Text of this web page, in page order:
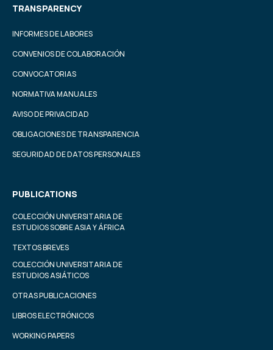
TRANSPARENCY
INFORMES DE LABORES
CONVENIOS DE COLABORACIÓN
CONVOCATORIAS
NORMATIVA MANUALES
AVISO DE PRIVACIDAD
OBLIGACIONES DE TRANSPARENCIA
SEGURIDAD DE DATOS PERSONALES
PUBLICATIONS
COLECCIÓN UNIVERSITARIA DE
ESTUDIOS SOBRE ASIA Y ÁFRICA
TEXTOS BREVES
COLECCIÓN UNIVERSITARIA DE
ESTUDIOS ASIÁTICOS
OTRAS PUBLICACIONES
LIBROS ELECTRÓNICOS
WORKING PAPERS